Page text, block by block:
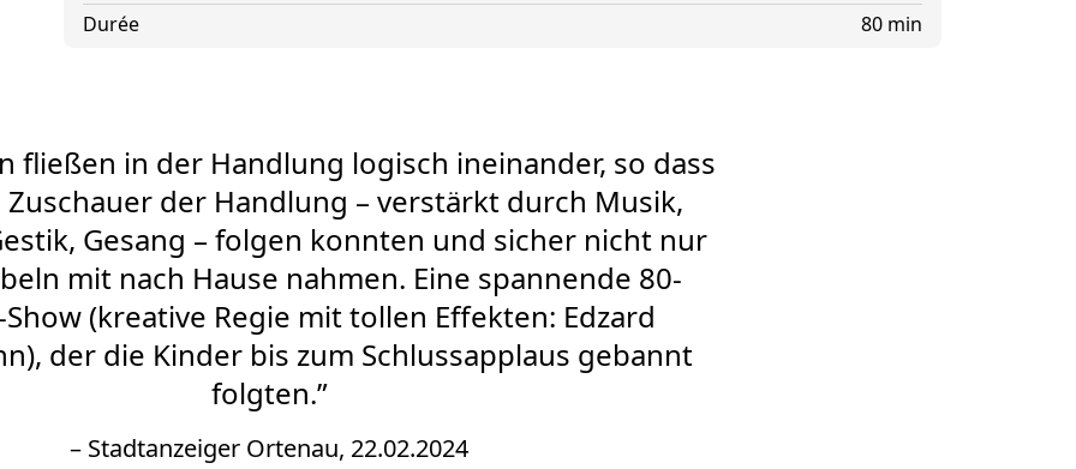
Durée
80 min
fließen in der Handlung logisch ineinander, so dass
der Handlung – verstärkt durch Musik,
Gesang – folgen konnten und sicher nicht nur
mit nach Hause nahmen. Eine spannende 80-
(kreative Regie mit tollen Effekten: Edzard
der die Kinder bis zum Schlussapplaus gebannt
folgten.”
– Stadtanzeiger Ortenau, 22.02.2024